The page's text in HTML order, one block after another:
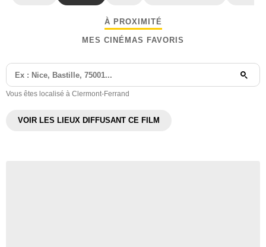
À PROXIMITÉ
MES CINÉMAS FAVORIS
Vous êtes localisé à Clermont-Ferrand
VOIR LES LIEUX DIFFUSANT CE FILM